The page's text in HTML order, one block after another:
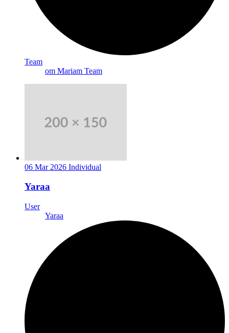
Team
om Mariam Team
06 Mar 2026 Individual
Yaraa
User
Yaraa